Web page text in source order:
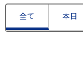
全て 本日